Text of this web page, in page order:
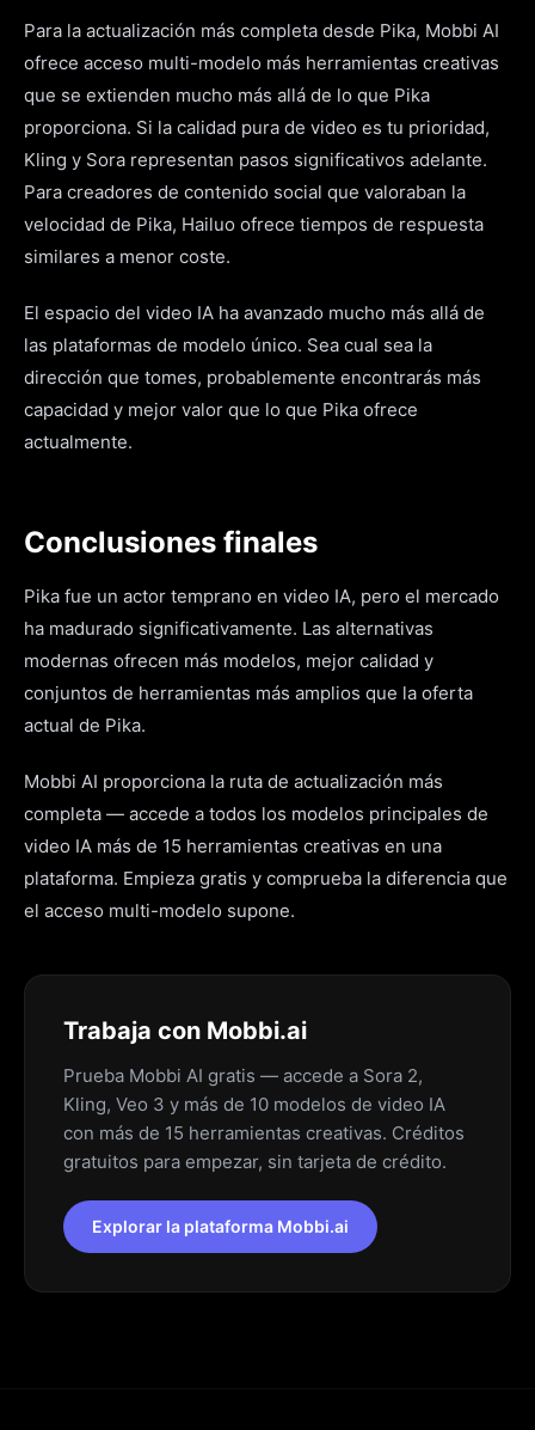
Para la actualización más completa desde Pika, Mobbi AI
ofrece acceso multi-modelo más herramientas creativas
que se extienden mucho más allá de lo que Pika
proporciona. Si la calidad pura de video es tu prioridad,
Kling y Sora representan pasos significativos adelante.
Para creadores de contenido social que valoraban la
velocidad de Pika, Hailuo ofrece tiempos de respuesta
similares a menor coste.
El espacio del video IA ha avanzado mucho más allá de
las plataformas de modelo único. Sea cual sea la
dirección que tomes, probablemente encontrarás más
capacidad y mejor valor que lo que Pika ofrece
actualmente.
Conclusiones finales
Pika fue un actor temprano en video IA, pero el mercado
ha madurado significativamente. Las alternativas
modernas ofrecen más modelos, mejor calidad y
conjuntos de herramientas más amplios que la oferta
actual de Pika.
Mobbi AI proporciona la ruta de actualización más
completa — accede a todos los modelos principales de
video IA más de 15 herramientas creativas en una
plataforma. Empieza gratis y comprueba la diferencia que
el acceso multi-modelo supone.
Trabaja con Mobbi.ai
Prueba Mobbi AI gratis — accede a Sora 2,
Kling, Veo 3 y más de 10 modelos de video IA
con más de 15 herramientas creativas. Créditos
gratuitos para empezar, sin tarjeta de crédito.
Explorar la plataforma Mobbi.ai